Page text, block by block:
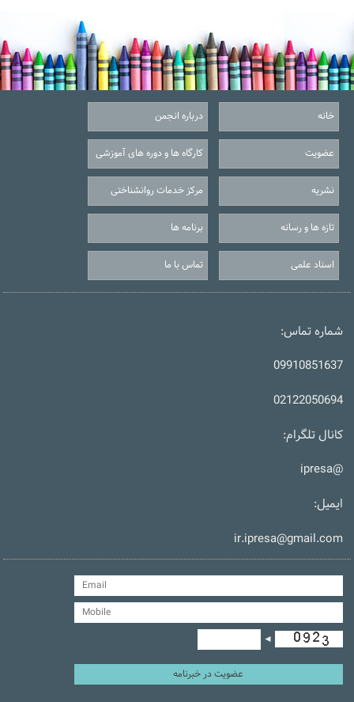
خانه درباره انجمن
عضویت کارگاه ها و دوره های آموزشی
نشریه مرکز خدمات روانشناختی
تازه ها و رسانه برنامه ها
اسناد علمی تماس با ما
شماره تماس:
09910851637
02122050694
کانال تلگرام:
@ipresa
ایمیل:
ir.ipresa@gmail.com
◄